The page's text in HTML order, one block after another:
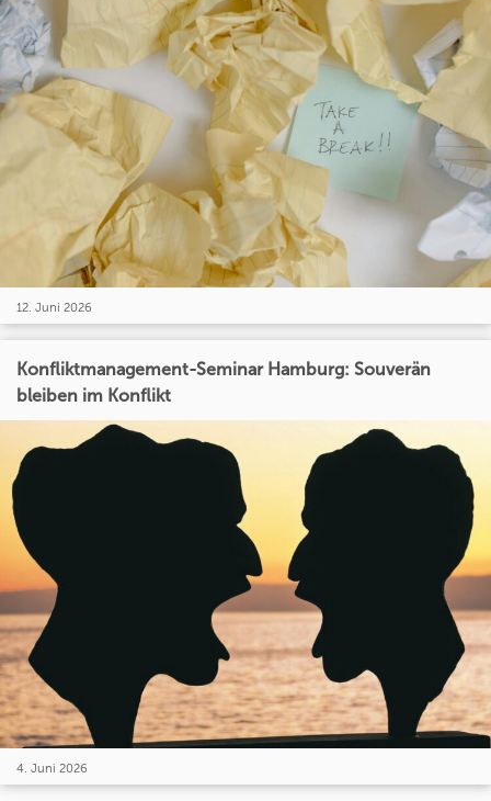
12. Juni 2026
Konfliktmanagement-Seminar Hamburg: Souverän
bleiben im Konflikt
4. Juni 2026